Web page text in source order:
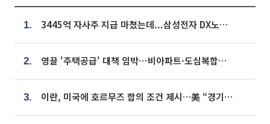
1. 3445억 자사주 지급 마쳤는데...삼성전자 DX노조, 뒤늦은 '떼쓰기 집회'
2. 영끌 '주택공급' 대책 임박⋯비아파트·도심복합까지 총동원
3. 이란, 미국에 호르무즈 합의 조건 제시…美 “경기 아직 안 끝나” [종합]